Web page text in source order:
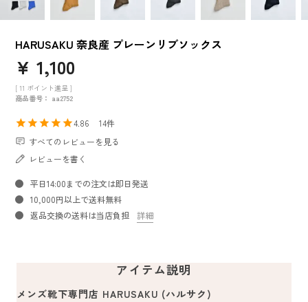
HARUSAKU 奈良産 プレーンリブソックス
¥ 1,100
[ 11 ポイント進呈 ]
商品番号
aa2752
4.86
14
すべてのレビューを見る
レビューを書く
平日14:00までの注文は即日発送
10,000円以上で送料無料
返品交換の送料は当店負担
詳細
アイテム説明
メンズ靴下専門店 HARUSAKU (ハルサク)